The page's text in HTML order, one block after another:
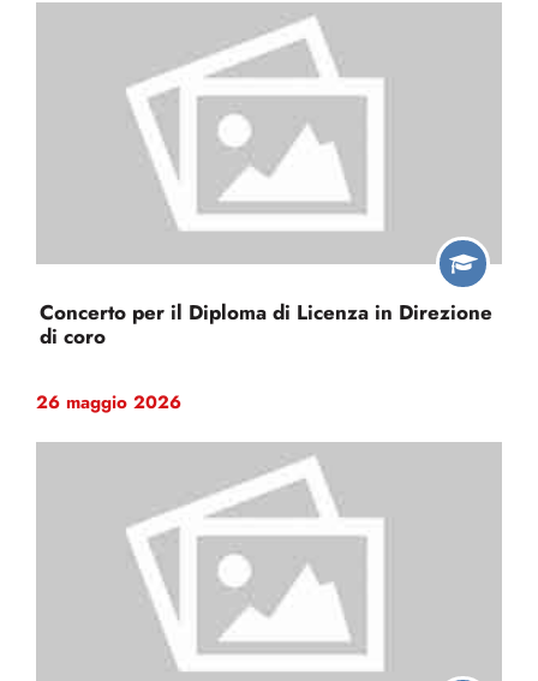
Concerto per il Diploma di Licenza in Direzione
di coro
26 maggio 2026